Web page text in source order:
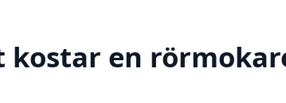
kostar en